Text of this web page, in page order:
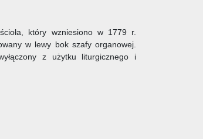
który wzniesiono w 1779 r.
w lewy bok szafy organowej.
z użytku liturgicznego i